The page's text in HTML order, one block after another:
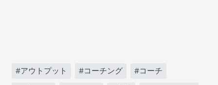
#アウトプット #コーチング #コーチ